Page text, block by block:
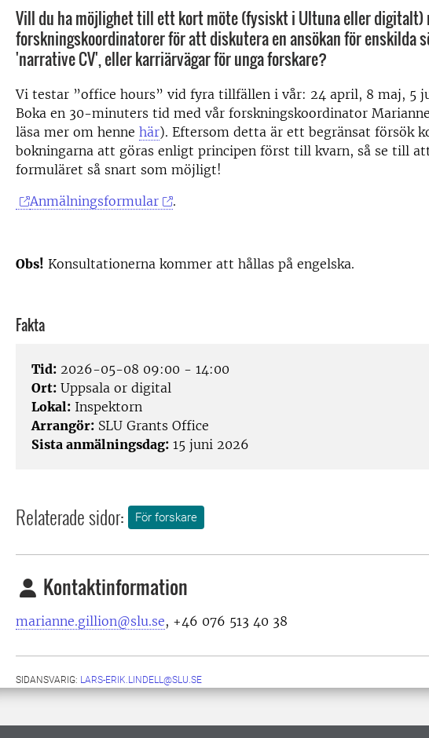
Vill du ha möjlighet till ett kort möte (fysiskt i Ultuna eller digitalt)
forskningskoordinatorer för att diskutera en ansökan för enskilda
'narrative CV', eller karriärvägar för unga forskare?
Vi testar ”office hours” vid fyra tillfällen i vår: 24 april, 8 maj, 5
Boka en 30-minuters tid med vår forskningskoordinator
läsa mer om henne här). Eftersom detta är ett begränsat försök
bokningarna att göras enligt principen först till kvarn, så se till
formuläret så snart som möjligt!
Anmälningsformular
.
Obs! Konsultationerna kommer att hållas på engelska.
Fakta
Tid: 2026-05-08 09:00 - 14:00
Ort: Uppsala or digital
Lokal: Inspektorn
Arrangör: SLU Grants Office
Sista anmälningsdag: 15 juni 2026
Relaterade sidor: För forskare
Kontaktinformation
marianne.gillion@slu.se, +46 076 513 40 38
SIDANSVARIG: LARS-ERIK.LINDELL@SLU.SE